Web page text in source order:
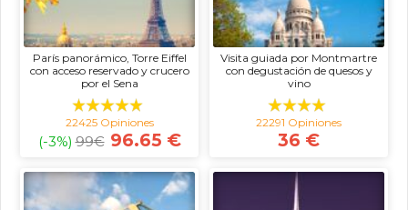
París panorámico, Torre Eiffel
con acceso reservado y crucero
por el Sena
22425 Opiniones
(-3%) 99€ 96.65 €
Visita guiada por Montmartre
con degustación de quesos y
vino
22291 Opiniones
36 €